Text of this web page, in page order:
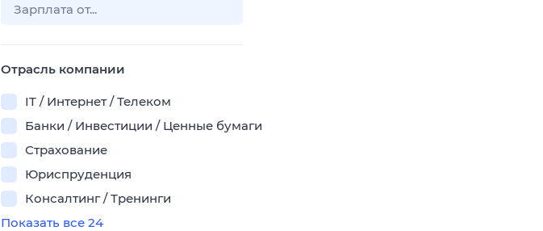
Отрасль компании
IT / Интернет / Телеком
Банки / Инвестиции / Ценные бумаги
Страхование
Юриспруденция
Консалтинг / Тренинги
Показать все 24